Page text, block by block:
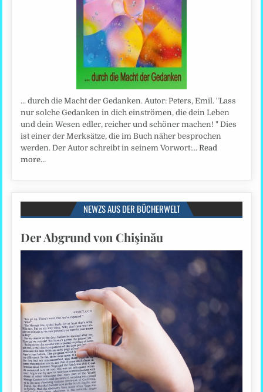
... durch die Macht der Gedanken. Autor: Peters, Emil. "Lass
nur solche Gedanken in dich einströmen, die dein Leben
und dein Wesen edler, reicher und schöner machen! " Dies
ist einer der Merksätze, die im Buch näher besprochen
werden. Der Autor schreibt in seinem Vorwort:…Read
more…
NEWZS AUS DER BÜCHERWELT
Der Abgrund von Chişinău